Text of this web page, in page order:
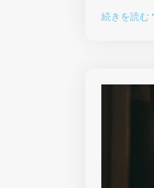
続きを読む "